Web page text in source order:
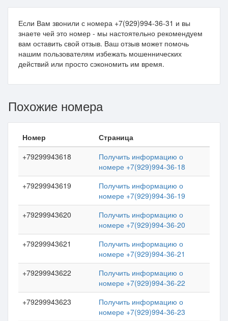
Если Вам звонили с номера +7(929)994-36-31 и вы
знаете чей это номер - мы настоятельно рекомендуем
вам оставить свой отзыв. Ваш отзыв может помочь
нашим пользователям избежать мошеннических
действий или просто сэкономить им время.
Похожие номера
Номер
Страница
+79299943618
Получить информацию о
номере +7(929)994-36-18
+79299943619
Получить информацию о
номере +7(929)994-36-19
+79299943620
Получить информацию о
номере +7(929)994-36-20
+79299943621
Получить информацию о
номере +7(929)994-36-21
+79299943622
Получить информацию о
номере +7(929)994-36-22
+79299943623
Получить информацию о
номере +7(929)994-36-23